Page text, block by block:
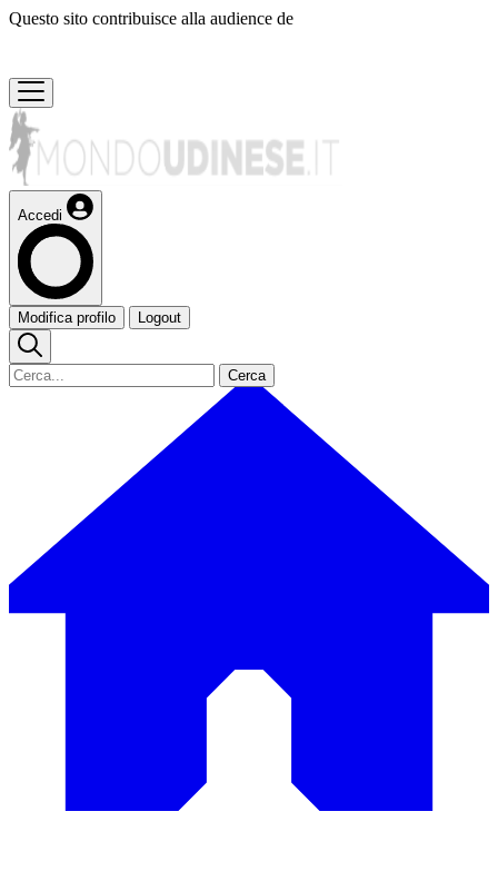
Questo sito contribuisce alla audience de
Accedi
Modifica profilo Logout
Cerca